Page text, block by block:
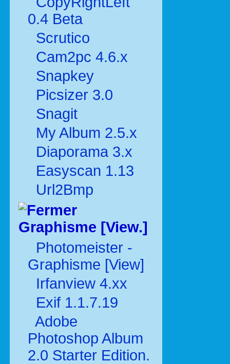
0.4 Beta
Scrutico
Cam2pc 4.6.x
Snapkey
Picsizer 3.0
Snagit
My Album 2.5.x
Diaporama 3.x
Easyscan 1.13
Url2Bmp
Graphisme [View.]
Photomeister -
Graphisme [View]
Irfanview 4.xx
Exif 1.1.7.19
Adobe
Photoshop Album
2.0 Starter Edition.